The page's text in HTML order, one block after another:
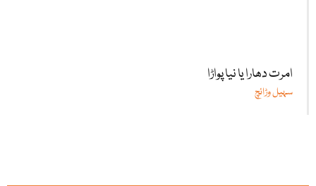
امرت دھارا یا نیا پواڑا
سہیل وڑائچ